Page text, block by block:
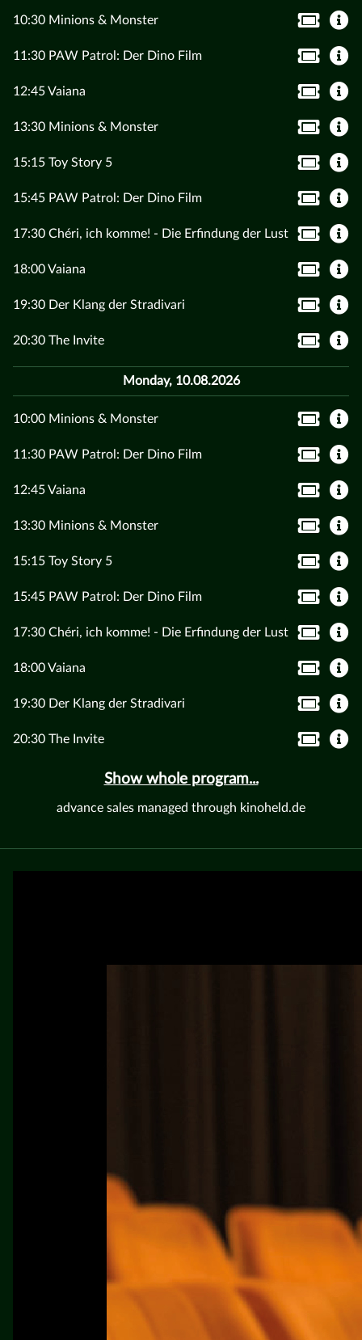
10:30 Minions & Monster
11:30 PAW Patrol: Der Dino Film
12:45 Vaiana
13:30 Minions & Monster
15:15 Toy Story 5
15:45 PAW Patrol: Der Dino Film
17:30 Chéri, ich komme! - Die Erfindung der Lust
18:00 Vaiana
19:30 Der Klang der Stradivari
20:30 The Invite
Monday, 10.08.2026
10:00 Minions & Monster
11:30 PAW Patrol: Der Dino Film
12:45 Vaiana
13:30 Minions & Monster
15:15 Toy Story 5
15:45 PAW Patrol: Der Dino Film
17:30 Chéri, ich komme! - Die Erfindung der Lust
18:00 Vaiana
19:30 Der Klang der Stradivari
20:30 The Invite
Show whole program...
advance sales managed through kinoheld.de